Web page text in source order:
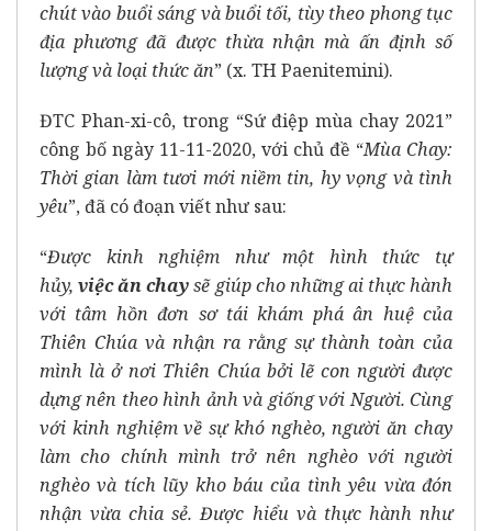
chút vào buổi sáng và buổi tối, tùy theo phong tục
địa phương đã được thừa nhận mà ấn định số
lượng và loại thức ăn” (x. TH Paenitemini).
ĐTC Phan-xi-cô, trong “Sứ điệp mùa chay 2021”
công bố ngày 11-11-2020, với chủ đề “Mùa Chay:
Thời gian làm tươi mới niềm tin, hy vọng và tình
yêu”, đã có đoạn viết như sau:
“Được kinh nghiệm như một hình thức tự
hủy,việc ăn chaysẽ giúp cho những ai thực hành
với tâm hồn đơn sơ tái khám phá ân huệ của
Thiên Chúa và nhận ra rằng sự thành toàn của
mình là ở nơi Thiên Chúa bởi lẽ con người được
dựng nên theo hình ảnh và giống với Người. Cùng
với kinh nghiệm về sự khó nghèo, người ăn chay
làm cho chính mình trở nên nghèo với người
nghèo và tích lũy kho báu của tình yêu vừa đón
nhận vừa chia sẻ. Được hiểu và thực hành như